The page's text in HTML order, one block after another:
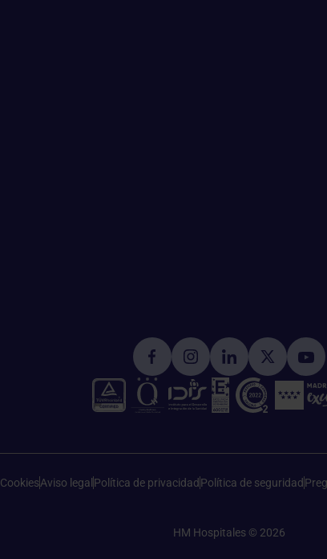
CookiesAviso legal Política de privacidad Política de seguridad
HM Hospitales © 2026